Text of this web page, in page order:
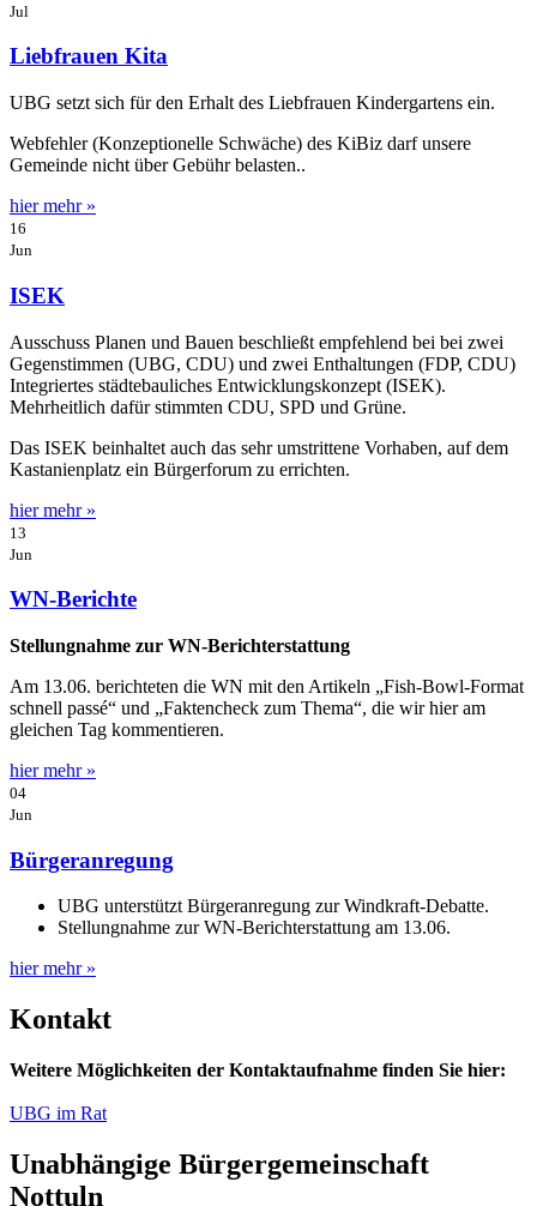
Jul
Liebfrauen Kita
UBG setzt sich für den Erhalt des Liebfrauen Kindergartens ein.
Webfehler (Konzeptionelle Schwäche) des KiBiz darf unsere
Gemeinde nicht über Gebühr belasten..
hier mehr »
16
Jun
ISEK
Ausschuss Planen und Bauen beschließt empfehlend bei bei zwei
Gegenstimmen (UBG, CDU) und zwei Enthaltungen (FDP, CDU)
Integriertes städtebauliches Entwicklungskonzept (ISEK).
Mehrheitlich dafür stimmten CDU, SPD und Grüne.
Das ISEK beinhaltet auch das sehr umstrittene Vorhaben, auf dem
Kastanienplatz ein Bürgerforum zu errichten.
hier mehr »
13
Jun
WN-Berichte
Stellungnahme zur WN-Berichterstattung
Am 13.06. berichteten die WN mit den Artikeln „Fish-Bowl-Format
schnell passé“ und „Faktencheck zum Thema“, die wir hier am
gleichen Tag kommentieren.
hier mehr »
04
Jun
Bürgeranregung
UBG unterstützt Bürgeranregung zur Windkraft-Debatte.
Stellungnahme zur WN-Berichterstattung am 13.06.
hier mehr »
Kontakt
Weitere Möglichkeiten der Kontaktaufnahme finden Sie hier:
UBG im Rat
Unabhängige Bürgergemeinschaft
Nottuln